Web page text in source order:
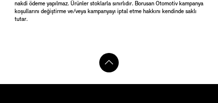
nakdi ödeme yapılmaz. Ürünler stoklarla sınırlıdır. Borusan Otomotiv kampanya
koşullarını değiştirme ve/veya kampanyayı iptal etme hakkını kendinde saklı
tutar.